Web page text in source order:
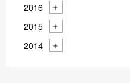
2016
2015
2014